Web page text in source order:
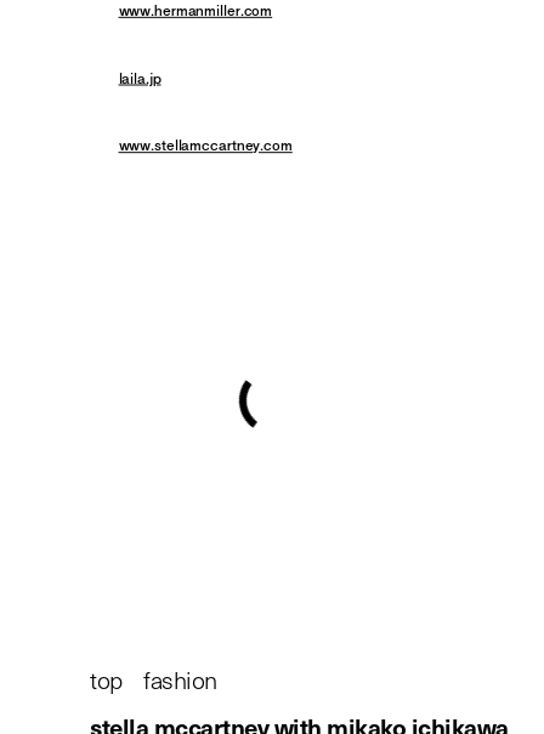
www.hermanmiller.com
laila.jp
www.stellamccartney.com
with mikako ichikawa
top/fashion